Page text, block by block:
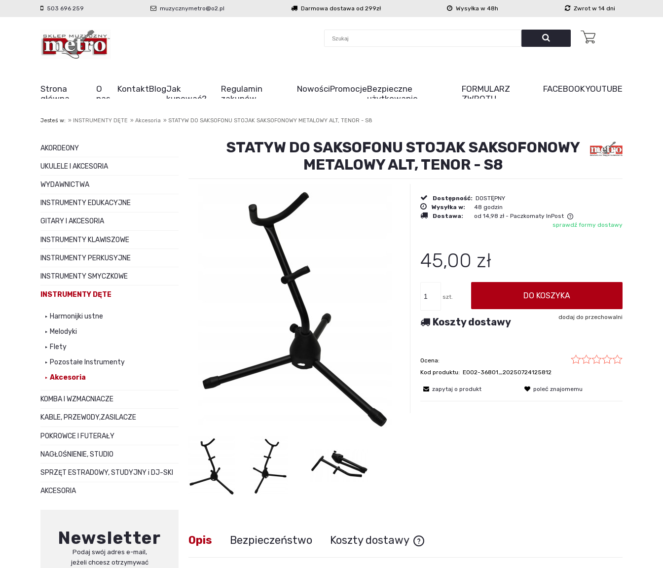
503 696 259 muzycznymetro@o2.pl Darmowa dostawa od 299zł Wysyłka w 48h Zwrot w 14 dni
Strona
główna
O
nas
KontaktBlogJak
kupować?
Regulamin
zakupów
NowościPromocjeBezpieczne
użytkowanie
FORMULARZ
ZWROTU
FACEBOOKYOUTUBE
Jesteś w: » INSTRUMENTY DĘTE » Akcesoria » STATYW DO SAKSOFONU STOJAK SAKSOFONOWY METALOWY ALT, TENOR - S8
AKORDEONY
UKULELE I AKCESORIA
WYDAWNICTWA
INSTRUMENTY EDUKACYJNE
GITARY I AKCESORIA
INSTRUMENTY KLAWISZOWE
INSTRUMENTY PERKUSYJNE
INSTRUMENTY SMYCZKOWE
INSTRUMENTY DĘTE
Harmonijki ustne
Melodyki
Flety
Pozostałe Instrumenty
Akcesoria
KOMBA I WZMACNIACZE
KABLE, PRZEWODY,ZASILACZE
POKROWCE I FUTERAŁY
NAGŁOŚNIENIE, STUDIO
SPRZĘT ESTRADOWY, STUDYJNY i DJ-SKI
AKCESORIA
Newsletter
Podaj swój adres e-mail,
jeżeli chcesz otrzymywać
STATYW DO SAKSOFONU STOJAK SAKSOFONOWY
METALOWY ALT, TENOR - S8
Dostępność: DOSTĘPNY
Wysyłka w:
48 godzin
Dostawa:
od 14,98 zł - Paczkomaty InPost
sprawdź formy dostawy
45,00 zł
szt. DO KOSZYKA
dodaj do przechowalni
Koszty dostawy
Ocena:
Kod produktu: E002-36801_20250724125812
zapytaj o produkt poleć znajomemu
Opis Bezpieczeństwo Koszty dostawy